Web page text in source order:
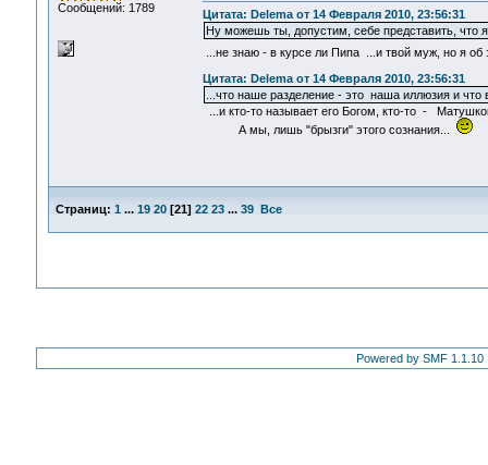
Сообщений: 1789
Цитата: Delema от 14 Февраля 2010, 23:56:31
Ну можешь ты, допустим, себе представить, что
...не знаю - в курсе ли Пипа ...и твой муж, но я
Цитата: Delema от 14 Февраля 2010, 23:56:31
...что наше разделение - это наша иллюзия и что
...и кто-то называет его Богом, кто-то -
А мы, лишь "брызги" этого сознания...
Страниц: 1 ... 19 20[21] 22 23 ... 39 Все
Powered by SMF 1.1.10